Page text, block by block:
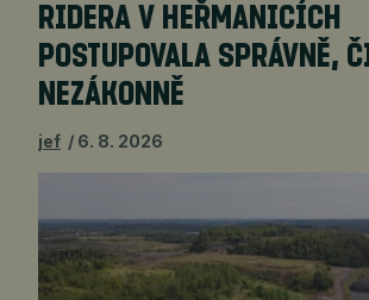
RIDERA V HEŘMANICÍCH
POSTUPOVALA SPRÁVNĚ,
NEZÁKONNĚ
jef 6. 8. 2026